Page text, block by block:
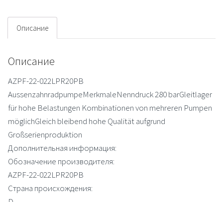
наружнего
зацепления
Описание
Описание
AZPF-22-022LPR20PB
AussenzahnradpumpeMerkmaleNenndruck 280 barGleitlager
für hohe Belastungen Kombinationen von mehreren Pumpen
möglichGleich bleibend hohe Qualität aufgrund
Großserienproduktion
Дополнительная информация:
Обозначение производителя:
AZPF-22-022LPR20PB
Страна происхождения: